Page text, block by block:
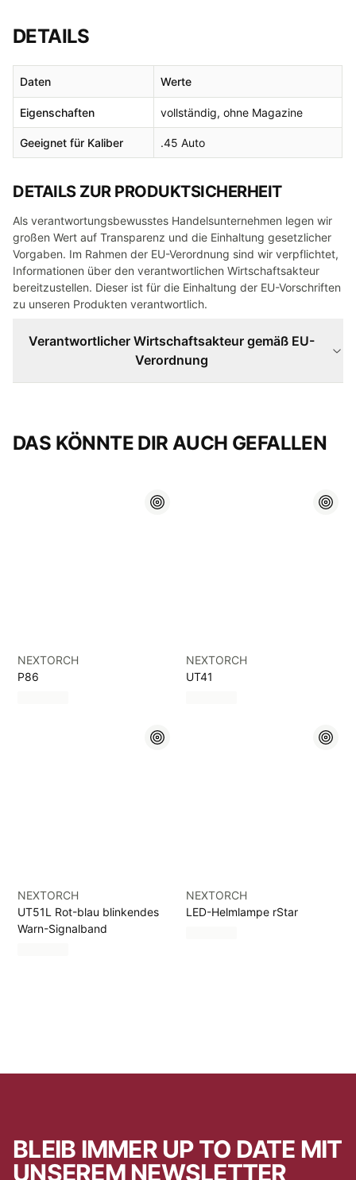
DETAILS
Daten Werte
Eigenschaften vollständig, ohne Magazine
Geeignet für Kaliber .45 Auto
DETAILS ZUR PRODUKTSICHERHEIT
Als verantwortungsbewusstes Handelsunternehmen legen wir
großen Wert auf Transparenz und die Einhaltung gesetzlicher
Vorgaben. Im Rahmen der EU-Verordnung sind wir verpflichtet,
Informationen über den verantwortlichen Wirtschaftsakteur
bereitzustellen. Dieser ist für die Einhaltung der EU-Vorschriften
zu unseren Produkten verantwortlich.
Verantwortlicher Wirtschaftsakteur gemäß EU-
Verordnung
DAS KÖNNTE DIR AUCH GEFALLEN
NEXTORCH
P86
NEXTORCH
UT41
NEXTORCH
UT51L Rot-blau blinkendes
Warn-Signalband
NEXTORCH
LED-Helmlampe rStar
BLEIB IMMER UP TO DATE MIT
UNSEREM NEWSLETTER